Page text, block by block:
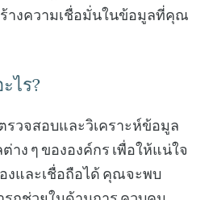
ร้างความเชื่อมั่นในข้อมูลที่คุณ
ไร?
รวจสอบและวิเคราะห์ข้อมูล
าง ๆ ขององค์กร เพื่อให้แน่ใจ
งและเชื่อถือได้ คุณจะพบ